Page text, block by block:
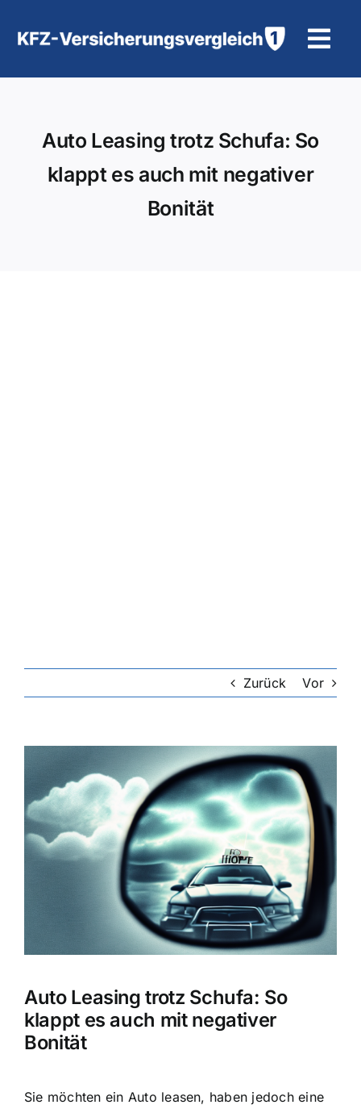
Inhalt
Motorradversicherung
Auto Leasing trotz Schufa: So
klappt es auch mit negativer
Bonität
Zurück Vor
grösseres
Bild
Auto Leasing trotz Schufa: So
klappt es auch mit negativer
Bonität
Sie möchten ein Auto leasen, haben jedoch eine